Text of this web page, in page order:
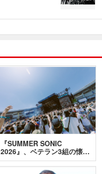
『SUMMER SONIC
2026』、ベテラン3組の懐…